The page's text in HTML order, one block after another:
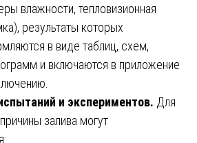
влажности, тепловизионная
результаты которых
в виде таблиц, схем,
и включаются в приложение
и экспериментов. Для
залива могут